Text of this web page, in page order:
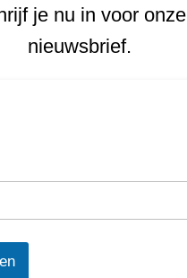
je nu in voor onze
nieuwsbrief.